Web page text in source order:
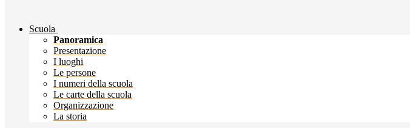
Scuola
Panoramica
Presentazione
I luoghi
Le persone
I numeri della scuola
Le carte della scuola
Organizzazione
La storia